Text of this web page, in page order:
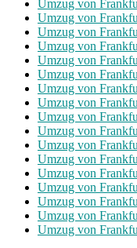
Umzug von
Umzug von
Umzug von
Umzug von
Umzug von
Umzug von
Umzug von
Umzug von
Umzug von
Umzug von
Umzug von
Umzug von
Umzug von
Umzug von
Umzug von
Umzug von
Umzug von